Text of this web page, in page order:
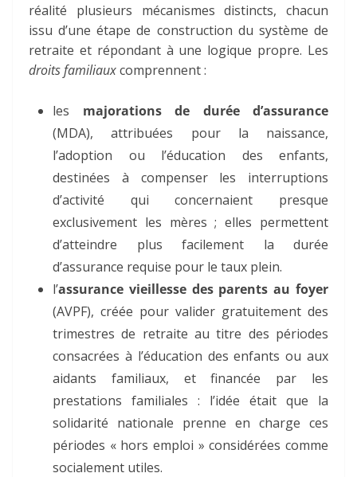
réalité plusieurs mécanismes distincts, chacun
issu d’une étape de construction du système de
retraite et répondant à une logique propre. Les
droits familiauxcomprennent :
les majorations de durée d’assurance
(MDA), attribuées pour la naissance,
l’adoption ou l’éducation des enfants,
destinées à compenser les interruptions
d’activité qui concernaient presque
exclusivement les mères ; elles permettent
d’atteindre plus facilement la durée
d’assurance requise pour le taux plein.
l’assurance vieillesse des parents au foyer
(AVPF), créée pour valider gratuitement des
trimestres de retraite au titre des périodes
consacrées à l’éducation des enfants ou aux
aidants familiaux, et financée par les
prestations familiales : l’idée était que la
solidarité nationale prenne en charge ces
périodes « hors emploi » considérées comme
socialement utiles.